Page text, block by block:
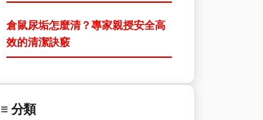
倉鼠尿垢怎麼清？專家親授安全高
效的清潔訣竅
≡ 分類